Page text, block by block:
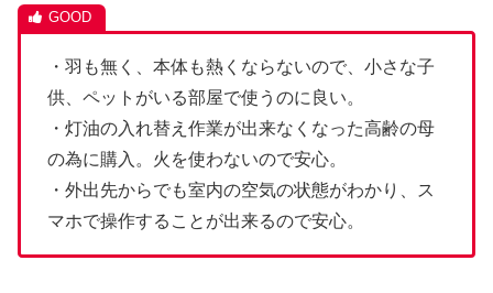
・羽も無く、本体も熱くならないので、小さな子
供、ペットがいる部屋で使うのに良い。
・灯油の入れ替え作業が出来なくなった高齢の母
の為に購入。火を使わないので安心。
・外出先からでも室内の空気の状態がわかり、ス
マホで操作することが出来るので安心。